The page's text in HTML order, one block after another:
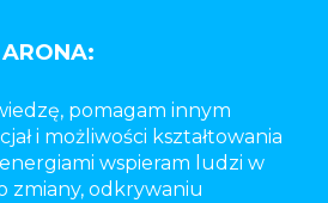
pomagam innym
i możliwości kształtowania
wspieram ludzi w
zmiany, odkrywaniu